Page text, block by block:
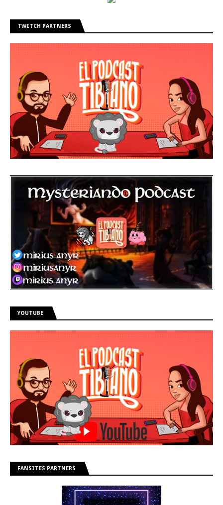
TWITCH PARTNERS
YOUTUBE
FANSITES PARTNERS